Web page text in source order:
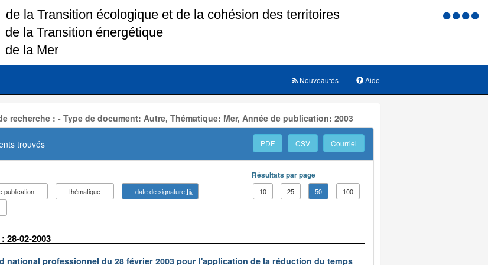
Menu
Aide
Nouveautés
recherche : - Type de document: Autre, Thématique: Mer, Année de publication: 2003
trouvés PDF CSV Courriel
publication thématique
date de signature
Résultats par page
10 25 50 100
28-02-2003
national professionnel du 28 février 2003 pour l'application de la réduction du temps